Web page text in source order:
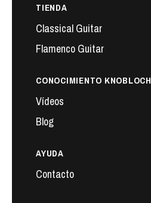
TIENDA
Classical Guitar
Flamenco Guitar
CONOCIMIENTO KNOBLOCH
Vídeos
Blog
AYUDA
Contacto